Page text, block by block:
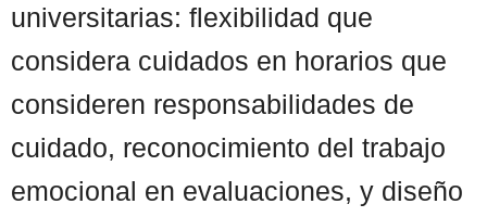
universitarias: flexibilidad que
considera cuidados en horarios que
consideren responsabilidades de
cuidado, reconocimiento del trabajo
emocional en evaluaciones, y diseño